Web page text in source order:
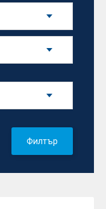
Филтър